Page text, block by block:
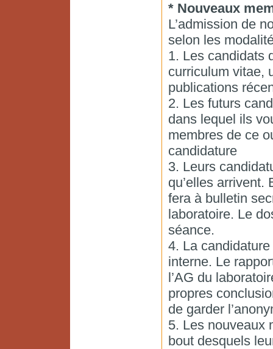
* Nouveaux
L’admission de
selon les
1. Les candidats
curriculum vitae,
publications
2. Les futurs
dans lequel ils
membres de ce
candidature
3. Leurs
qu’elles
fera à bulletin
laboratoire. Le
séance.
4. La candidature
interne. Le
l’AG du
propres
de garder
5. Les nouveaux
bout desquels